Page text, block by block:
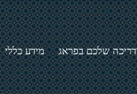
שלכם בפראג מידע כללי